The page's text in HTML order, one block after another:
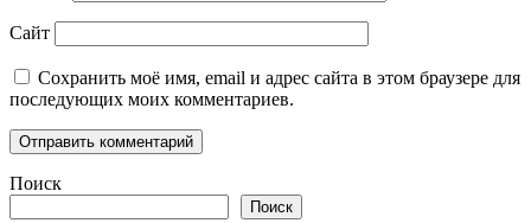
Сайт
Сохранить моё имя, email и адрес сайта в этом браузере для
последующих моих комментариев.
Поиск
Поиск